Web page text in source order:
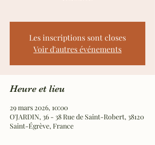
Les inscriptions sont closes
Voir d'autres événements
Heure et lieu
29 mars 2026, 10:00
O'JARDIN, 36 - 38 Rue de Saint-Robert, 38120
Saint-Égrève, France